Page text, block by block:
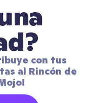
con tus
al Rincón de